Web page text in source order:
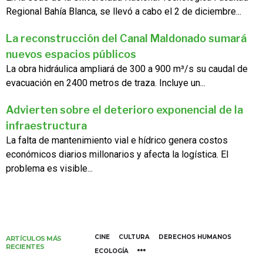
Regional Bahía Blanca, se llevó a cabo el 2 de diciembre...
La reconstrucción del Canal Maldonado sumará
nuevos espacios públicos
La obra hidráulica ampliará de 300 a 900 m³/s su caudal de
evacuación en 2400 metros de traza. Incluye un...
Advierten sobre el deterioro exponencial de la
infraestructura
La falta de mantenimiento vial e hídrico genera costos
económicos diarios millonarios y afecta la logística. El
problema es visible...
ARTÍCULOS MÁS
RECIENTES
CINE CULTURA
DERECHOS HUMANOS
ECOLOGÍA